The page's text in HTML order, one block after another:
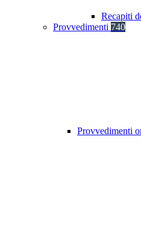
Recapiti
Provvedimenti 740
Provvedimenti